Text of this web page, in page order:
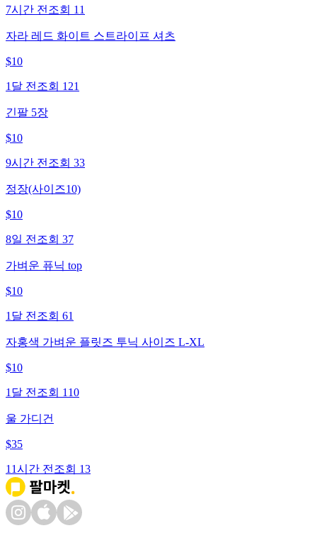
7시간 전 조회 11
자라 레드 화이트 스트라이프 셔츠
$10
1달 전 조회 121
긴팔 5장
$10
9시간 전 조회 33
정장(사이즈10)
$10
8일 전 조회 37
가벼운 퓨닉 top
$10
1달 전 조회 61
자홍색 가벼운 플릿즈 투닉 사이즈 L-XL
$10
1달 전 조회 110
울 가디건
$35
11시간 전 조회 13